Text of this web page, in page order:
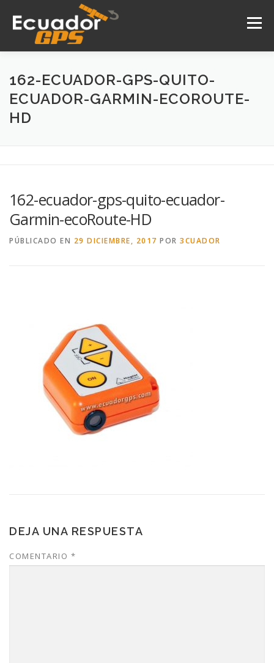
contenido
Menú
INICIO NOSOTROS PRODUCTOS
DRONES
162-ECUADOR-GPS-QUITO-
ECUADOR-GARMIN-ECOROUTE-
HD
162-ecuador-gps-quito-ecuador-
Garmin-ecoRoute-HD
PÚBLICADO EN 29 DICIEMBRE, 2017 POR 3CUADOR
DEJA UNA RESPUESTA
COMENTARIO *